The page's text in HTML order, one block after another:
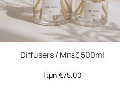
Diffusers / Μπεζ 500ml
Τιμή:€75.00